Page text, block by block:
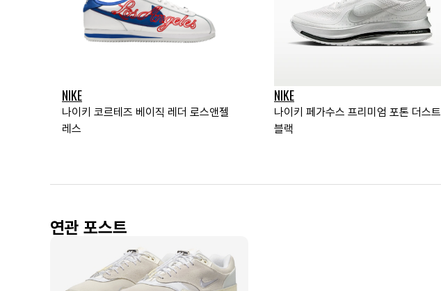
NIKE
나이키 코르테즈 베이직 레더 로스앤젤
레스
NIKE
나이키 페가수스 프리미엄 포톤 더스트
블랙
연관 포스트